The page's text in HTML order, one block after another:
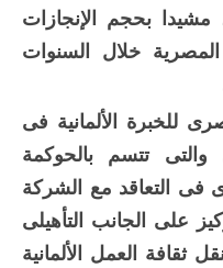
مشيدا بحجم الإنجازات
خلال السنوات
للخبرة الألمانية فى
تتسم بالحوكمة
فى التعاقد مع الشركة
على الجانب التأهيلى
ثقافة العمل الألمانية